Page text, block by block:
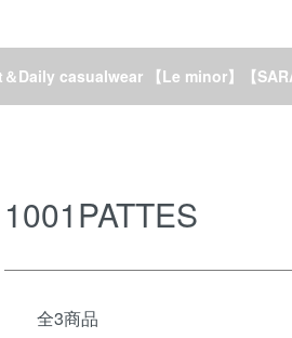
Daily casualwear 【Le minor】【
1001PATTES
全3商品